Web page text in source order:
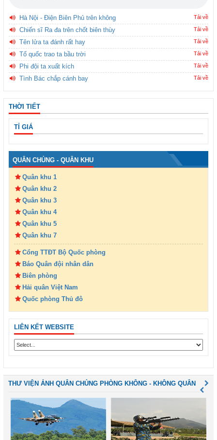
Hà Nội - Điện Biên Phủ trên không Tải về
Chiến sĩ Ra đa trên chốt biên thùy Tải về
Tên lửa ta đánh rất hay Tải về
Tổ quốc trao ta bầu trời Tải về
Phi đội ta xuất kích Tải về
Tình Bác chắp cánh bay Tải về
THỜI TIẾT
TỈ GIÁ
QUÂN CHỦNG - QUÂN KHU
Quân khu 1
Quân khu 2
Quân khu 3
Quân khu 4
Quân khu 5
Quân khu 7
Cổng TTĐT Bộ Quốc phòng
Báo Quân đội nhân dân
Biên phòng
Hải quân Việt Nam
Quốc phòng Thủ đô
LIÊN KẾT WEBSITE
THƯ VIỆN ẢNH QUÂN CHỦNG PHÒNG KHÔNG - KHÔNG QUÂN